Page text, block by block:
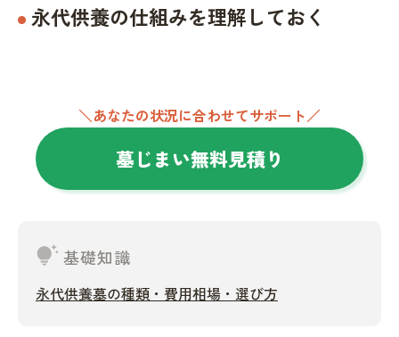
永代供養の仕組みを理解しておく
＼あなたの状況に合わせてサポート／
墓じまい無料見積り
tips_and_updates基礎知識
永代供養墓の種類・費用相場・選び方